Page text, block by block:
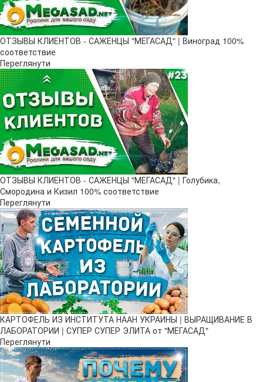
ОТЗЫВЫ КЛИЕНТОВ - САЖЕНЦЫ "МЕГАСАД" | Виноград 100%
соответствие
Переглянути
ОТЗЫВЫ КЛИЕНТОВ - САЖЕНЦЫ "МЕГАСАД" | Голубика,
Смородина и Кизил 100% соответствие
Переглянути
КАРТОФЕЛЬ ИЗ ИНСТИТУТА НААН УКРАИНЫ | ВЫРАЩИВАНИЕ В
ЛАБОРАТОРИИ | СУПЕР СУПЕР ЭЛИТА от "МЕГАСАД"
Переглянути